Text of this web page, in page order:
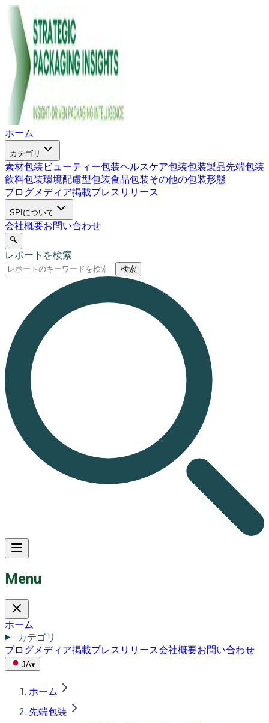
ホーム
カテゴリ
素材包装 ビューティー包装ヘルスケア包装包装製品先端包装
飲料包装環境配慮型包装食品包装その他の包装形態
ブログメディア掲載プレスリリース
SPIについて
会社概要お問い合わせ
🔍
レポートを検索
検索
Menu
ホーム
カテゴリ
ブログメディア掲載プレスリリース会社概要お問い合わせ
JA▾
ホーム
先端包装